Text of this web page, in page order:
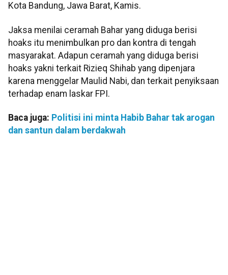
Kota Bandung, Jawa Barat, Kamis.
Jaksa menilai ceramah Bahar yang diduga berisi
hoaks itu menimbulkan pro dan kontra di tengah
masyarakat. Adapun ceramah yang diduga berisi
hoaks yakni terkait Rizieq Shihab yang dipenjara
karena menggelar Maulid Nabi, dan terkait penyiksaan
terhadap enam laskar FPI.
Baca juga: Politisi ini minta Habib Bahar tak arogan
dan santun dalam berdakwah